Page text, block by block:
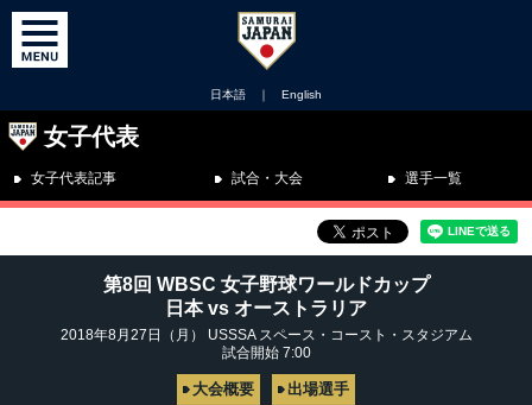
日本語 ｜ English
女子代表
女子代表記事 試合・大会 選手一覧
第8回 WBSC 女子野球ワールドカップ
日本 vs オーストラリア
2018年8月27日（月） USSSA スペース・コースト・スタジアム
試合開始 7:00
大会概要 出場選手